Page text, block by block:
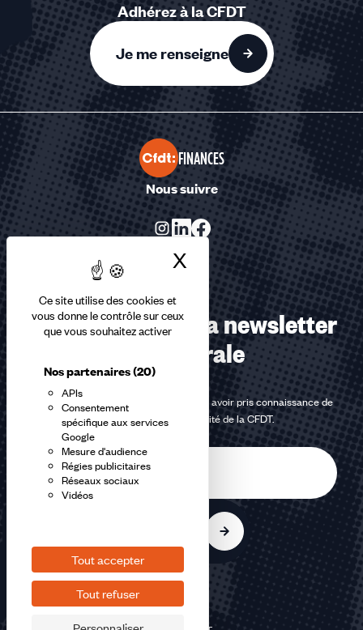
Ce site utilise des cookies et
vous donne le contrôle sur ceux
que vous souhaitez activer
Nos partenaires(20)
APIs
Consentement
spécifique aux services
Google
Mesure d'audience
Régies publicitaires
Réseaux sociaux
Vidéos
Tout accepter
Tout refuser
X Masquer le
Adhérez à la CFDT
Je me renseigne
FINANCES
Nous suivre
Abonnez-vous à la newsletter
confédérale
En m'inscrivant à la newsletter, j'affirme avoir pris connaissance de
lapolitique de confidentialité de la CFDT.